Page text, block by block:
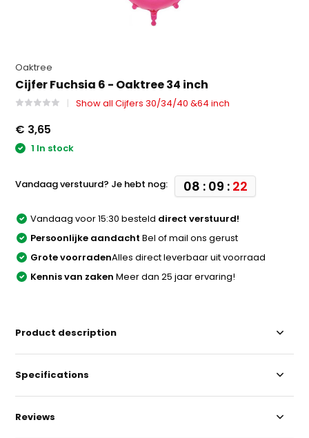
Oaktree
Cijfer Fuchsia 6 - Oaktree 34 inch
Show all Cijfers 30/34/40 &64 inch
€ 3,65
1 In stock
Vandaag verstuurd? Je hebt nog: 08 : 09 : 22
Vandaag voor 15:30 besteld direct verstuurd!
Persoonlijke aandacht Bel of mail ons gerust
Grote voorradenAlles direct leverbaar uit voorraad
Kennis van zaken Meer dan 25 jaar ervaring!
Product description
Specifications
Reviews